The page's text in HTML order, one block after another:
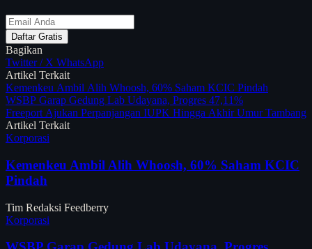
Daftar Gratis
Bagikan
Twitter / X WhatsApp
Artikel Terkait
Kemenkeu Ambil Alih Whoosh, 60% Saham KCIC Pindah
WSBP Garap Gedung Lab Udayana, Progres 47,11%
Freeport Ajukan Perpanjangan IUPK Hingga Akhir Umur Tambang
Artikel Terkait
Korporasi
Kemenkeu Ambil Alih Whoosh, 60% Saham KCIC
Pindah
Tim Redaksi Feedberry
Korporasi